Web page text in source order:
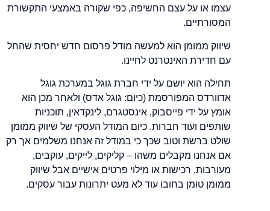
עצמו או על עצם החשיפה, כפי שקורה באמצעי התקשורת
המסורתיים.
שיווק ממומן הוא למעשה מודל פרסום חדש יחסית שהחל
עם חדירת האינטרנט לחיינו.
תחילה הוא יושם על ידי חברת גוגל במערכת גוגל
אדוורדס המפורסמת (כיום: גוגל אדס) ולאחר מכן הוא
אומץ על ידי פייסבוק, אינסטגרם, לינקדאין, תוכניות
שותפים ועוד חברות. כיום המודל העסקי של שיווק ממומן
שולט ברשת וטוב שכך כי במודל זה אנחנו משלמים אך רק
אם אנחנו מקבלים משהו – קליקים, לייקים, עוקבים,
מעורבות, רכישות או מילוי פרטים אישיים אבל שיווק
ממומן טומן בחובו עוד לא מעט יתרונות עבור עסקים.